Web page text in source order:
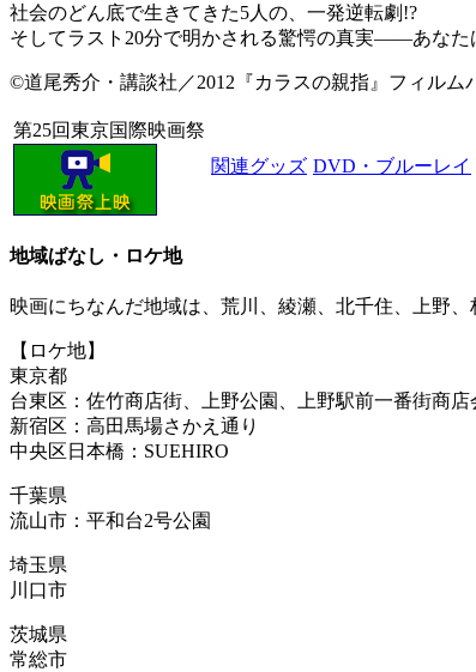
社会のどん底で生きてきた5人の、一発逆転劇!?
そしてラスト20分で明かされる驚愕の真実――あなた
©道尾秀介・講談社／2012『カラスの親指』フィルム
第25回東京国際映画祭
関連グッズ DVD・ブルーレイ
地域ばなし・ロケ地
映画にちなんだ地域は、荒川、綾瀬、北千住、上野
【ロケ地】
東京都
台東区：佐竹商店街、上野公園、上野駅前一番街商店
新宿区：高田馬場さかえ通り
中央区日本橋：SUEHIRO
千葉県
流山市：平和台2号公園
埼玉県
川口市
茨城県
常総市